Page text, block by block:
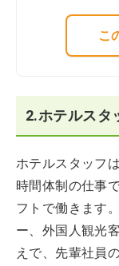
こ
2.ホテルスタ
ホテルスタッフ
時間体制の仕事
フトで働きます
ー、外国人観光
えで、先輩社員